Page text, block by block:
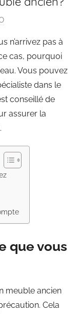
n’arrivez pas à
cas, pourquoi
Vous pouvez
dans le
conseillé de
assurer la
que vous
meuble ancien
Cela